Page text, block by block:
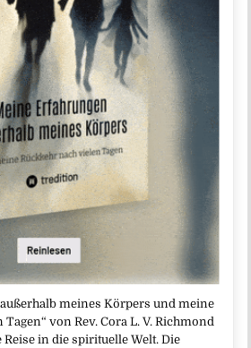
meines Körpers und meine
von Rev. Cora L. V. Richmond
in die spirituelle Welt. Die